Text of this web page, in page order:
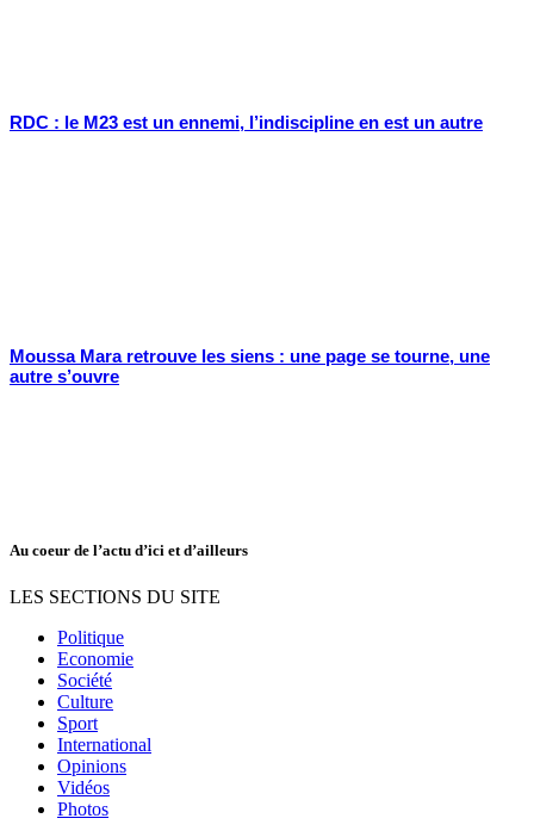
RDC : le M23 est un ennemi, l’indiscipline en est un autre
Moussa Mara retrouve les siens : une page se tourne, une
autre s’ouvre
Au coeur de l’actu d’ici et d’ailleurs
LES SECTIONS DU SITE
Politique
Economie
Société
Culture
Sport
International
Opinions
Vidéos
Photos